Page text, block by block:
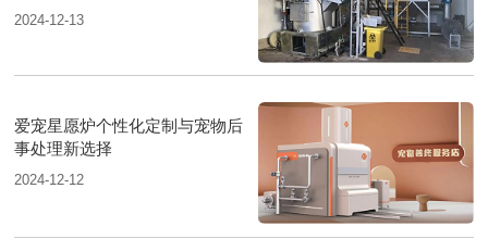
2024-12-13
爱宠星愿炉个性化定制与宠物后
事处理新选择
2024-12-12